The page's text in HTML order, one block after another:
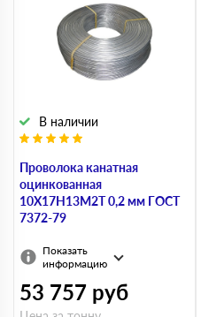
Проволока канатная
оцинкованная
10Х17Н13М2Т 0,2 мм ГОСТ
7372-79
В наличии
Показать
информацию
53 757 руб